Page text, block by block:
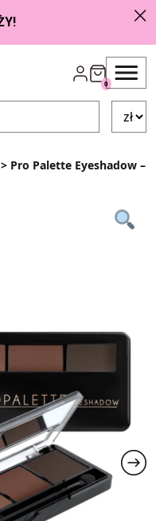
0
> Pro Palette Eyeshadow –